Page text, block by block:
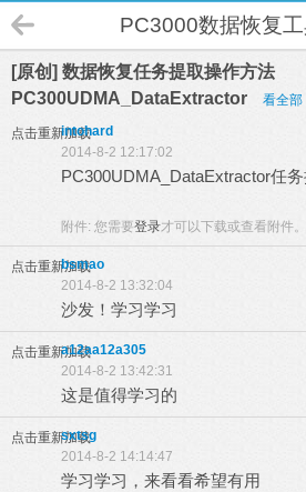
PC3000数据恢复工
[原创] 数据恢复任务提取操作方法
PC300UDMA_DataExtractor
看全部
点击重新加载
intohard
2014-8-2 12:17:02
PC300UDMA_DataExtractor任
附件: 您需要登录才可以下载或查看附件
点击重新加载
bsmao
2014-8-2 13:32:04
沙发！学习学习
点击重新加载a12aa12a305
2014-8-2 13:42:31
这是值得学习的
点击重新加载
sxtsg
2014-8-2 14:14:47
学习学习，来看看希望有用